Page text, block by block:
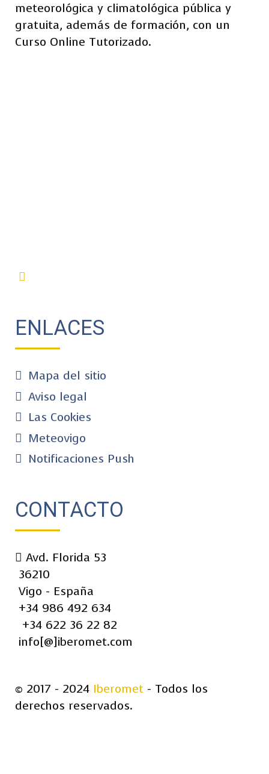
meteorológica y climatológica pública y
gratuita, además de formación, con un
Curso Online Tutorizado.
ENLACES
Mapa del sitio
Aviso legal
Las Cookies
Meteovigo
Notificaciones Push
CONTACTO
Avd. Florida 53
36210
Vigo - España
+34 986 492 634
+34 622 36 22 82
info[@]iberomet.com
© 2017 - 2024 Iberomet - Todos los
derechos reservados.